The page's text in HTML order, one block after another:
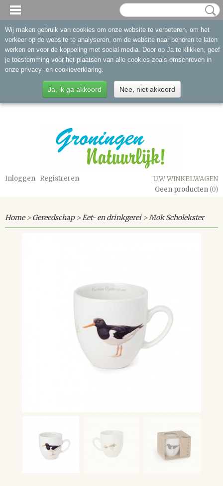
Inloggen Registreren
UW WINKELWAGEN
Geen producten (0)
Home>Gereedschap>Eet- en drinkgerei>Mok Scholekster
Wij maken gebruik van cookies om onze website te verbeteren, om het
verkeer op de website te analyseren, om de website naar behoren te laten
werken en voor de koppeling met social media. Door op Ja te klikken, geef
je toestemming voor het plaatsen van alle cookies zoals omschreven in
onze privacy- en cookieverklaring.
Ja, ik ga akkoord Nee, niet akkoord